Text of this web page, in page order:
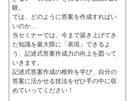
験。
では、どのように答案を作成すればい
いのか…
当セミナーでは、今まで築き上げてき
た知識を最大限に「表現」できるよ
う、記述式答案作成力の向上を図って
いきます。
記述式答案作成の根幹を学び、自分の
答案に活かせる技法をぜひ手の中に収
めていってください！